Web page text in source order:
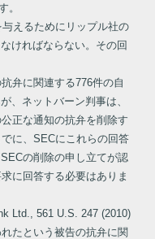
。
えるためにリップル社の
ければならない。その回
弁に関連する776件の自
、ネットバーン判事は、
正な通知の抗弁を削除す
に、SECにこれらの回答
の削除の申し立てが認
に回答する必要はありま
Ltd., 561 U.S. 247 (2010)
たという被告の抗弁に関